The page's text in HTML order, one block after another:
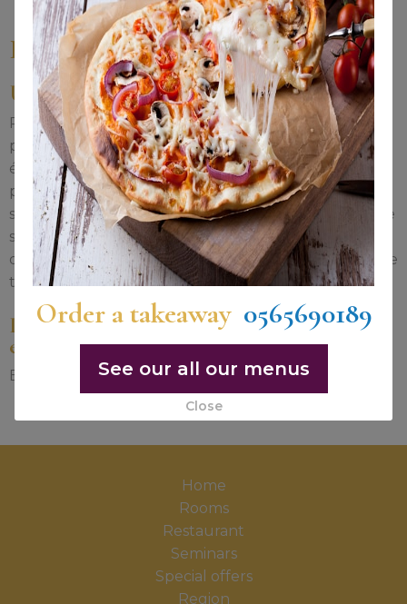
Breakfast
Un petit-déjeuner savoureux
Pour bien commencer la journée, le restaurant
propose un buffet de petit-déjeuner riche et
équilibré. Vous y retrouverez une sélection de
produits frais : viennoiseries et pain frais, fouace (une
spécialité locale), charcuterie, fromages, fruits frais de
saison, yaourts et bien d'autres délices. Les amateurs
de boissons chaudes apprécieront la large gamme de
thés Folliet ainsi que les différentes options de café.
Les petits déjeuners sont servis le week-
end sur réservation uniquement.
Breakfast available for 10,50 €
Home
Rooms
Restaurant
Seminars
Special offers
Region
Close
Order a takeaway 0565690189
See our all our menus